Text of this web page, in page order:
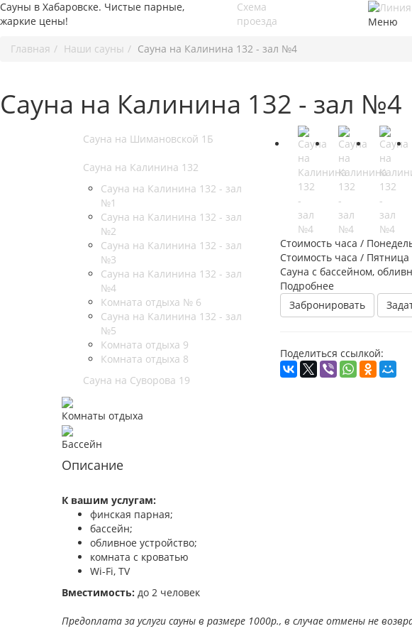
Сауны в Хабаровске. Чистые парные,
жаркие цены!
Схема
проезда
Меню
Главная Наши сауны Сауна на Калинина 132 - зал №4
Сауна на Калинина 132 - зал №4
Сауна на Шимановской 1Б
Сауна на Калинина 132
Сауна на Калинина 132 - зал
№1
Сауна на Калинина 132 - зал
№2
Сауна на Калинина 132 - зал
№3
Сауна на Калинина 132 - зал
№4
Комната отдыха № 6
Сауна на Калинина 132 - зал
№5
Комната отдыха 9
Комната отдыха 8
Сауна на Суворова 19
Стоимость часа /
Стоимость часа /
Сауна с бассейном,
Подробнее
Забронировать
Поделиться ссылкой:
Комнаты отдыха
Бассейн
Описание
К вашим услугам:
финская парная;
бассейн;
обливное устройство;
комната с кроватью
Wi-Fi, TV
Вместимость: до 2 человек
Предоплата за услуги сауны в размере 1000р., в случае отмены не